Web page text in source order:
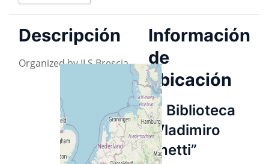
Descripción
Organized by ILS Brescia
Información
de
ubicación
Biblioteca
“Vladimiro
Ghetti”